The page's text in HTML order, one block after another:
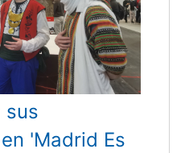
sus
'Madrid Es